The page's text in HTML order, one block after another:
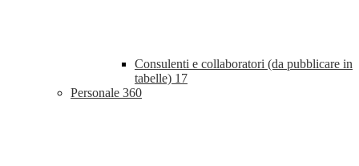
Consulenti e collaboratori (da pubblicare in
tabelle) 17
Personale 360